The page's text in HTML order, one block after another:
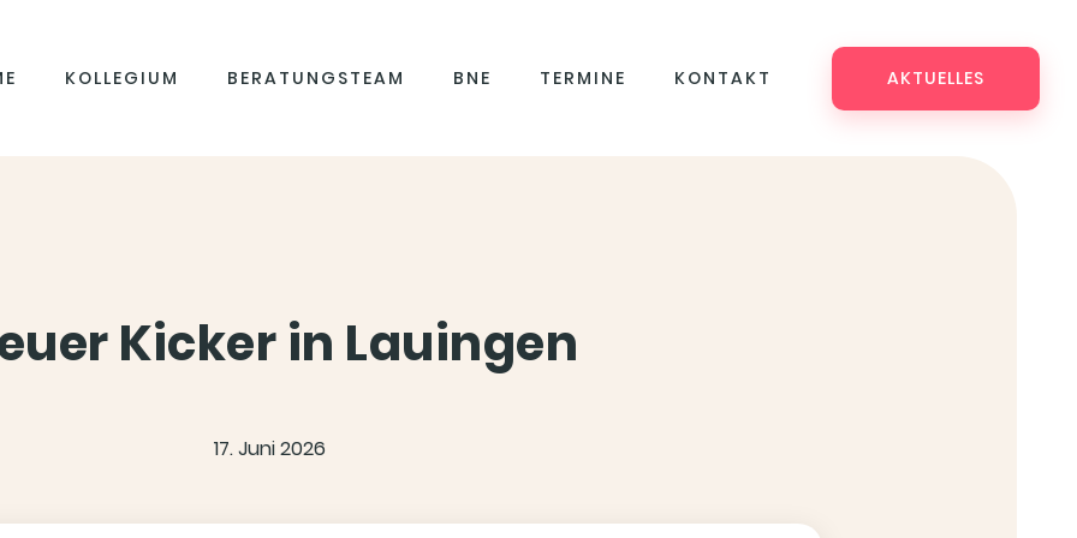
KOLLEGIUM BERATUNGSTEAM BNE TERMINE KONTAKT AKTUELLES
Kicker in Lauingen
17. Juni 2026